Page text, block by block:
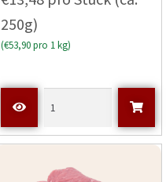
250g)
(€53,90 pro 1 kg)